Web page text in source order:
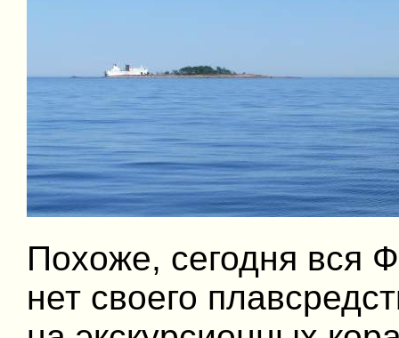
Похоже, сегодня вся
нет своего